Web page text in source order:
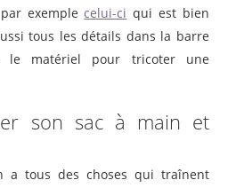
par exemplecelui-ci qui est bien
tous les détails dans la barre
le matériel pour tricoter une
son sac à main et
a tous des choses qui traînent